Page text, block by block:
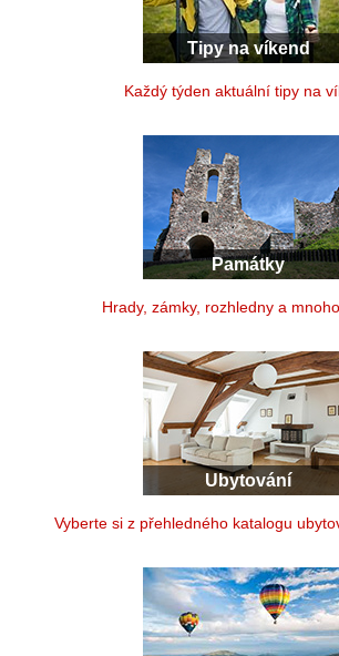
Tipy na víkend
Každý týden aktuální tipy na
Památky
Hrady, zámky, rozhledny a
Ubytování
Vyberte si z přehledného katalogu